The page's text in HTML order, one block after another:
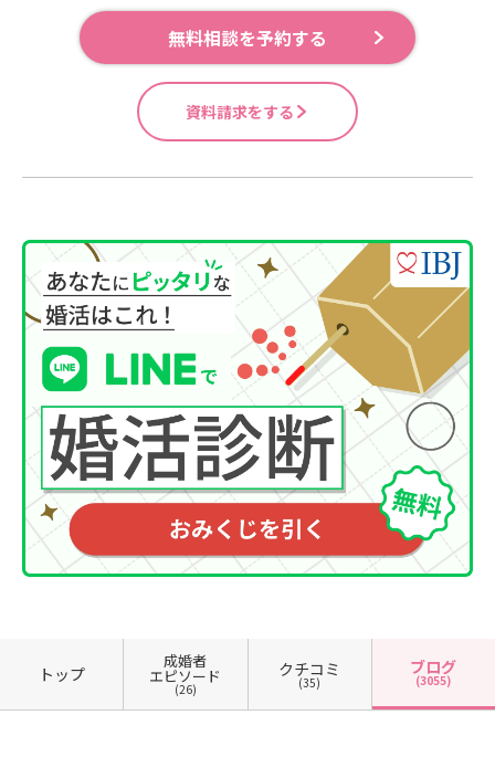
無料相談を予約する
資料請求をする
トップ
成婚者
エピソード
(26)
クチコミ
(35)
ブログ
(3055)